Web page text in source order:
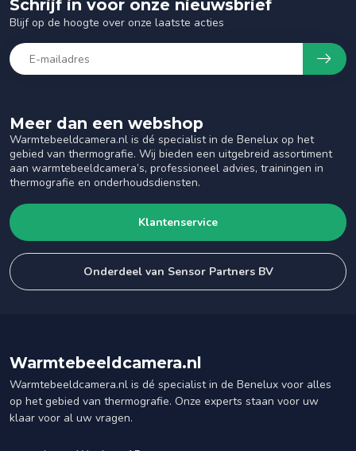
Meer dan een webshop
Warmtebeeldcamera.nl is dé specialist in de Benelux op het
gebied van thermografie. Wij bieden een uitgebreid assortiment
aan warmtebeeldcamera’s, professioneel advies, trainingen in
thermografie en onderhoudsdiensten.
Klantenservice
Onderdeel van Sensor Partners BV
Schrijf in voor onze nieuwsbrief
Blijf op de hoogte over onze laatste acties
Warmtebeeldcamera.nl
Warmtebeeldcamera.nl is dé specialist in de Benelux voor alles
op het gebied van thermografie. Onze experts staan voor uw
klaar voor al uw vragen.